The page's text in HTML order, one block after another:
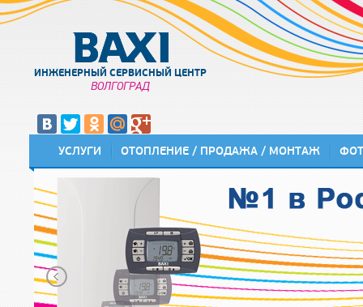
ИНЖЕНЕРНЫЙ СЕРВИСНЫЙ ЦЕНТР
ВОЛГОГРАД
УСЛУГИ ОТОПЛЕНИЕ / ПРОДАЖА / МОНТАЖ